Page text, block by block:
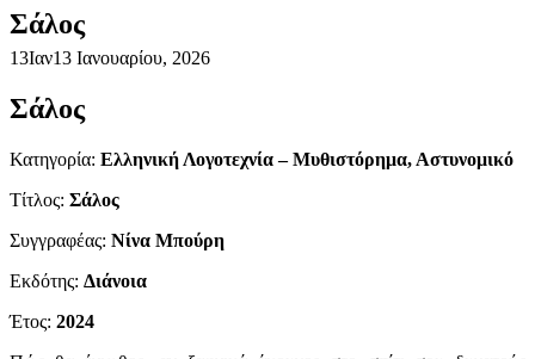
Σάλος
13Ιαν13 Ιανουαρίου, 2026
Σάλος
Κατηγορία: Ελληνική Λογοτεχνία – Μυθιστόρημα, Αστυνομικό
Τίτλος: Σάλος
Συγγραφέας: Νίνα Μπούρη
Εκδότης: Διάνοια
Έτος: 2024